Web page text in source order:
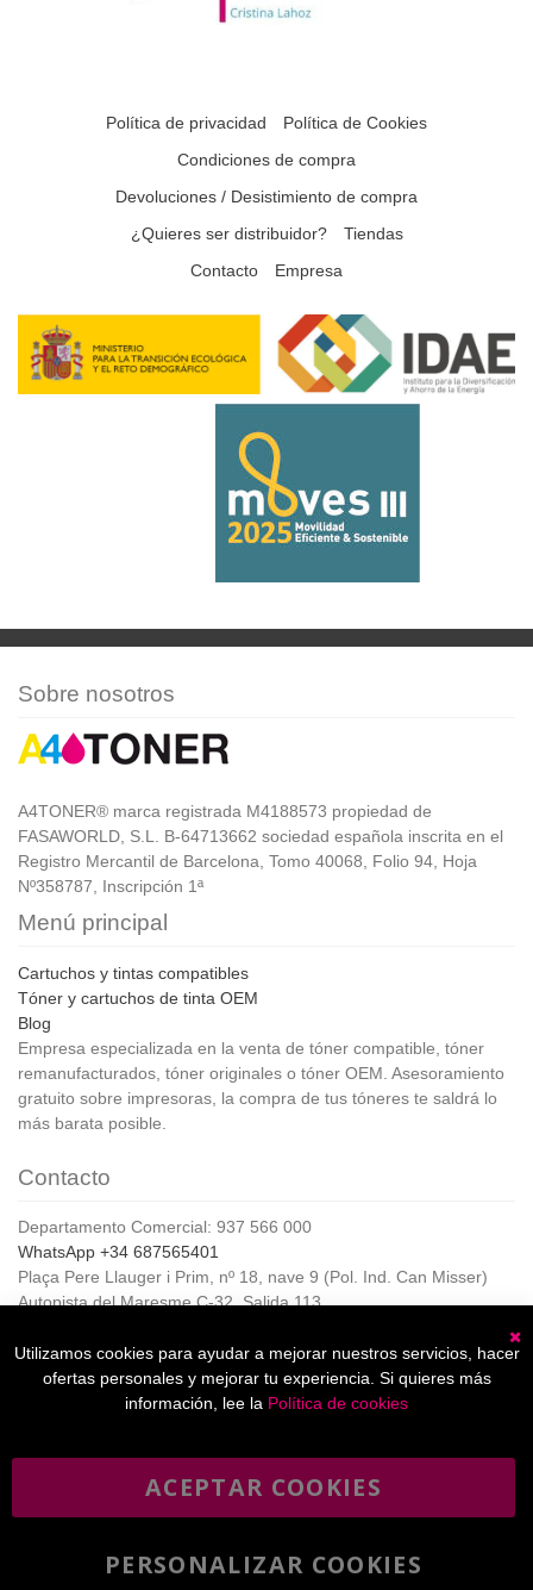
Política de privacidad
Política de Cookies
Condiciones de compra
Devoluciones / Desistimiento de compra
¿Quieres ser distribuidor?
Tiendas
Contacto
Empresa
Sobre nosotros
A4TONER® marca registrada M4188573 propiedad de
FASAWORLD, S.L. B-64713662 sociedad española inscrita en el
Registro Mercantil de Barcelona, Tomo 40068, Folio 94, Hoja
Nº358787, Inscripción 1ª
Menú principal
Cartuchos y tintas compatibles
Tóner y cartuchos de tinta OEM
Blog
Empresa especializada en la venta de tóner compatible, tóner
remanufacturados, tóner originales o tóner OEM. Asesoramiento
gratuito sobre impresoras, la compra de tus tóneres te saldrá lo
más barata posible.
Contacto
Departamento Comercial: 937 566 000
WhatsApp +34 687565401
Plaça Pere Llauger i Prim, nº 18, nave 9 (Pol. Ind. Can Misser)
Autopista del Maresme C-32, Salida 113
Horario de Atención al cliente:
De lunes a jueves de 8:00 a 17:00,
Viernes de 8:00 a 15:00
informativo
He leído y acepto lapolítica de privacidad
Utilizamos cookies para ayudar a mejorar nuestros servicios, hacer
ofertas personales y mejorar tu experiencia. Si quieres más
información, lee la Política de cookies
ACEPTAR COOKIES
PERSONALIZAR COOKIES